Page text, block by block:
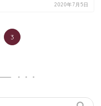
2020年7月5日
3